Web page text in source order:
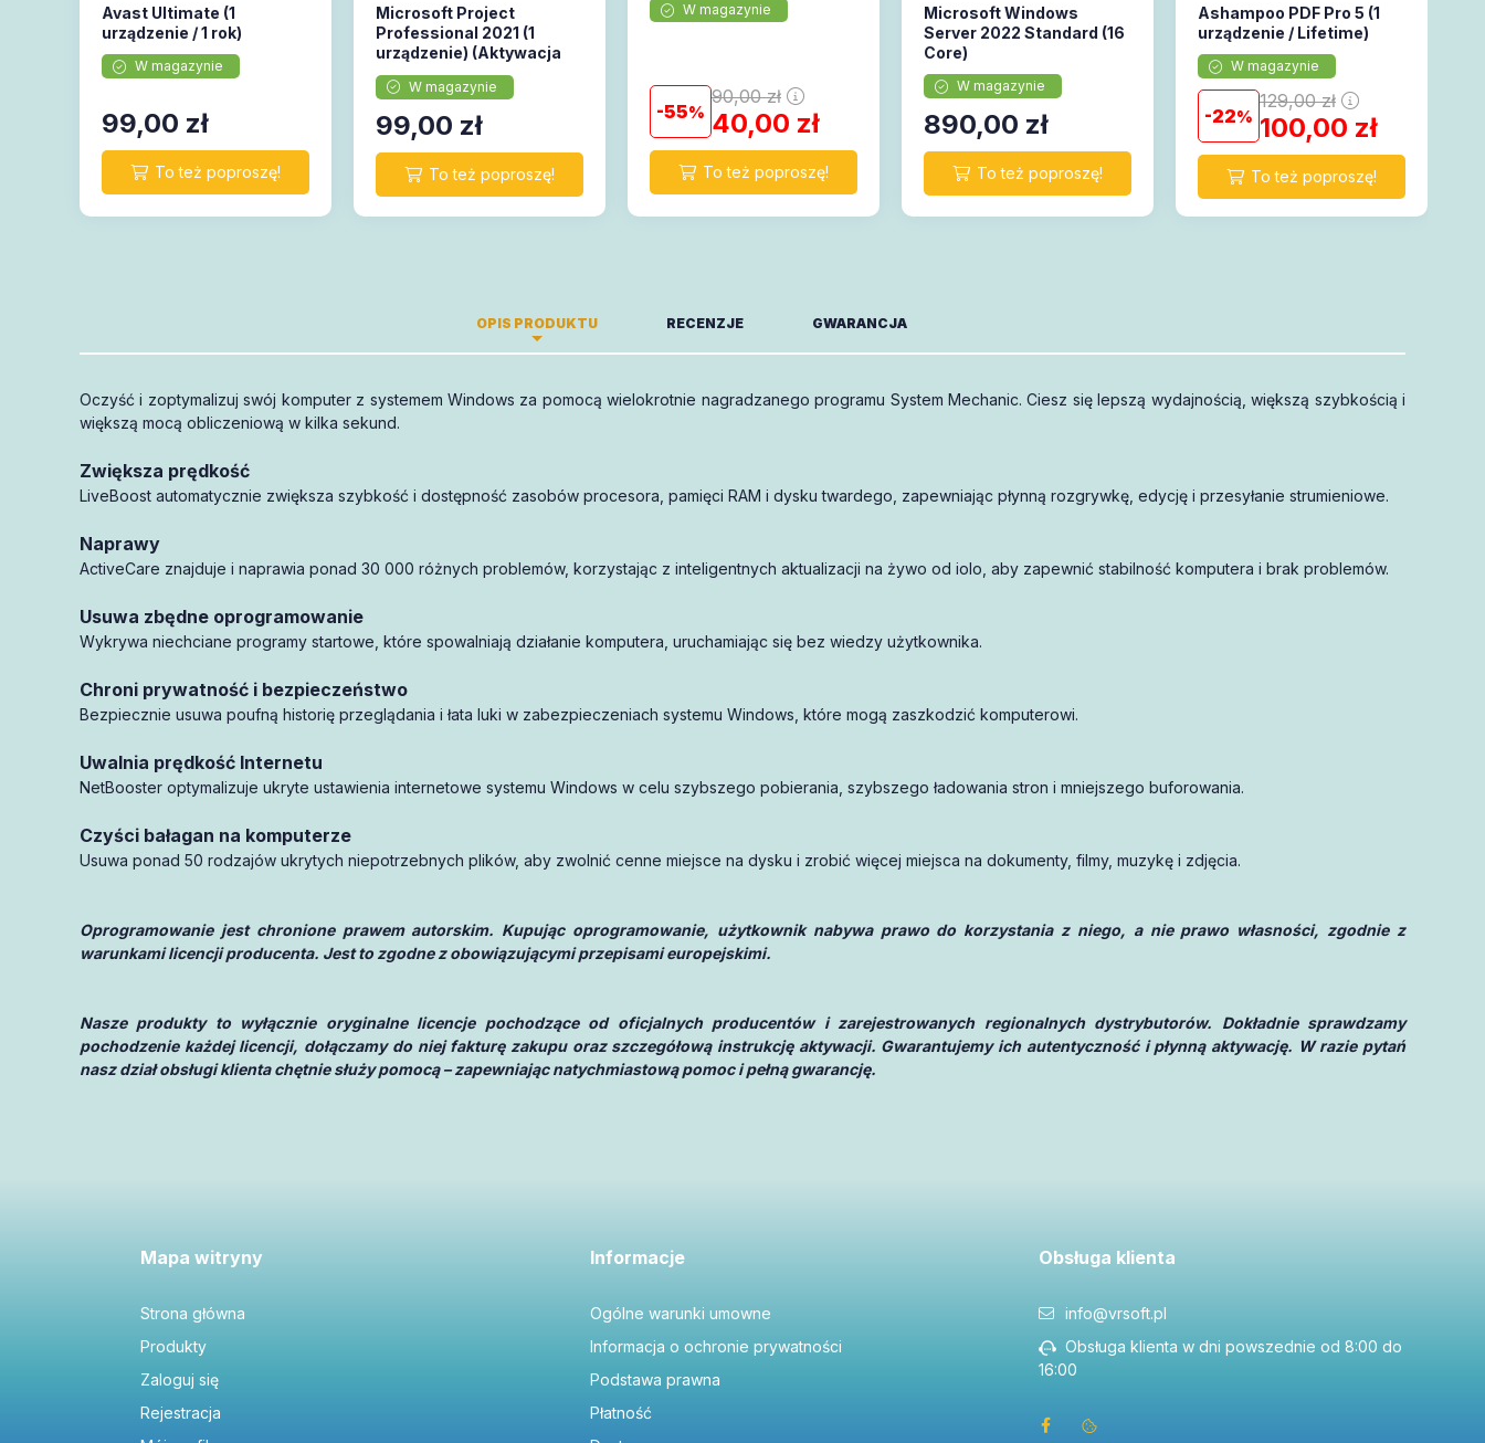
Avast Ultimate (1
urządzenie / 1 rok)
W magazynie
99,00 zł
Microsoft Project
Professional 2021 (1
urządzenie) (Aktywacja
online)
W magazynie
99,00 zł
W magazynie
55
90,00zł
40,00 zł
Microsoft Windows
Server 2022 Standard (16
Core)
W magazynie
890,00 zł
Ashampoo PDF Pro 5 (1
urządzenie / Lifetime)
W magazynie
22
129,00zł
100,00 zł
OPIS PRODUKTU RECENZJE GWARANCJA
Oczyść i zoptymalizuj swój komputer z systemem Windows za pomocą wielokrotnie nagradzanego programu System Mechanic. Ciesz się lepszą wydajnością, większą szybkością i
większą mocą obliczeniową w kilka sekund.
Zwiększa prędkość
LiveBoost automatycznie zwiększa szybkość i dostępność zasobów procesora, pamięci RAM i dysku twardego, zapewniając płynną rozgrywkę, edycję i przesyłanie strumieniowe.
Naprawy
ActiveCare znajduje i naprawia ponad 30 000 różnych problemów, korzystając z inteligentnych aktualizacji na żywo od iolo, aby zapewnić stabilność komputera i brak problemów.
Usuwa zbędne oprogramowanie
Wykrywa niechciane programy startowe, które spowalniają działanie komputera, uruchamiając się bez wiedzy użytkownika.
Chroni prywatność i bezpieczeństwo
Bezpiecznie usuwa poufną historię przeglądania i łata luki w zabezpieczeniach systemu Windows, które mogą zaszkodzić komputerowi.
Uwalnia prędkość Internetu
NetBooster optymalizuje ukryte ustawienia internetowe systemu Windows w celu szybszego pobierania, szybszego ładowania stron i mniejszego buforowania.
Czyści bałagan na komputerze
Usuwa ponad 50 rodzajów ukrytych niepotrzebnych plików, aby zwolnić cenne miejsce na dysku i zrobić więcej miejsca na dokumenty, filmy, muzykę i zdjęcia.
Oprogramowanie jest chronione prawem autorskim. Kupując oprogramowanie, użytkownik nabywa prawo do korzystania z niego, a nie prawo własności, zgodnie z
warunkami licencji producenta. Jest to zgodne z obowiązującymi przepisami europejskimi.
Nasze produkty to wyłącznie oryginalne licencje pochodzące od oficjalnych producentów i zarejestrowanych regionalnych dystrybutorów. Dokładnie sprawdzamy
pochodzenie każdej licencji, dołączamy do niej fakturę zakupu oraz szczegółową instrukcję aktywacji. Gwarantujemy ich autentyczność i płynną aktywację. W razie pytań
nasz dział obsługi klienta chętnie służy pomocą – zapewniając natychmiastową pomoc i pełną gwarancję.
mają 1-miesięczny okres ważności.
wsparcie
pełną gwarancję
1 miesiąca
Mapa witryny
Strona główna
Produkty
Zaloguj się
Rejestracja
Informacje
Ogólne warunki umowne
Informacja o ochronie prywatności
Podstawa prawna
Płatność
Obsługa klienta
info@vrsoft.pl
Obsługa klienta w dni powszednie od 8:00 do
16:00